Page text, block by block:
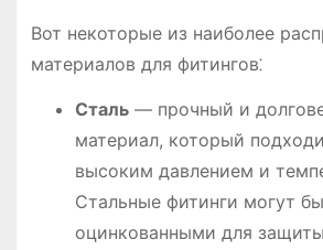
Вот некоторые из наиболее
материалов для фитингов⁚
Сталь― прочный и
материал, который
высоким давлением и
Стальные фитинги могут
оцинкованными для